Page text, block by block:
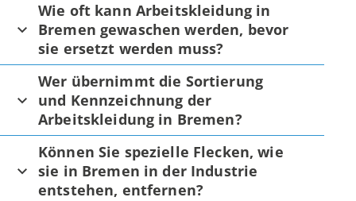
Wie oft kann Arbeitskleidung in
Bremen gewaschen werden, bevor
sie ersetzt werden muss?
Wer übernimmt die Sortierung
und Kennzeichnung der
Arbeitskleidung in Bremen?
Können Sie spezielle Flecken, wie
sie in Bremen in der Industrie
entstehen, entfernen?